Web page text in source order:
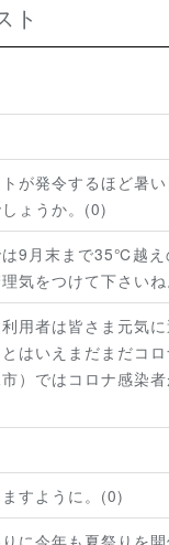
ト
が発令するほど暑
ょうか。(0)
9月末まで35℃越え
気をつけて下さい
用者は皆さま元気
はいえまだまだコ
）ではコロナ感染
すように。(0)